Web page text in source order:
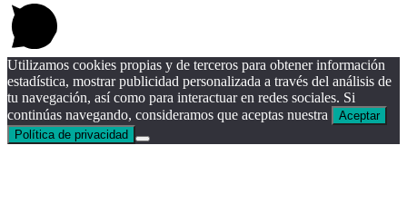
Utilizamos cookies propias y de terceros para obtener información
estadística, mostrar publicidad personalizada a través del análisis de
tu navegación, así como para interactuar en redes sociales. Si
continúas navegando, consideramos que aceptas nuestra
Aceptar
Política de privacidad